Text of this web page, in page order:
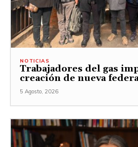
NOTICIAS
Trabajadores del gas
creación de nueva
5 Agosto, 2026